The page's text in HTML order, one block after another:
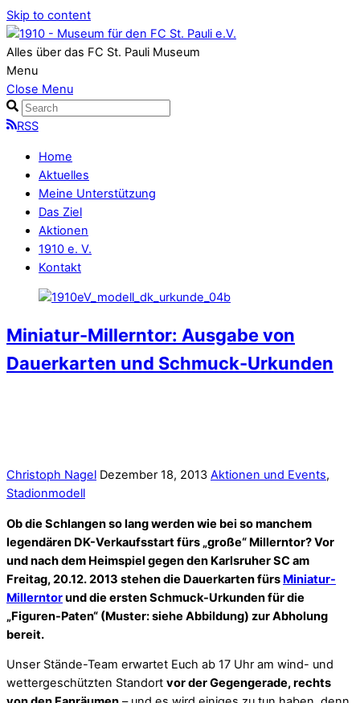
Skip to content
Alles über das FC St. Pauli Museum
Menu
Close Menu
RSS
Home
Aktuelles
Meine Unterstützung
Das Ziel
Aktionen
1910 e. V.
Kontakt
Miniatur-Millerntor: Ausgabe von
Dauerkarten und Schmuck-Urkunden
Christoph Nagel Dezember 18, 2013 Aktionen und Events,
Stadionmodell
Ob die Schlangen so lang werden wie bei so manchem
legendären DK-Verkaufsstart fürs „große“ Millerntor? Vor
und nach dem Heimspiel gegen den Karlsruher SC am
Freitag, 20.12. 2013 stehen die Dauerkarten fürs Miniatur-
Millerntorund die ersten Schmuck-Urkunden für die
„Figuren-Paten“ (Muster: siehe Abbildung) zur Abholung
bereit.
Unser Stände-Team erwartet Euch ab 17 Uhr am wind- und
wettergeschützten Standort vor der Gegengerade, rechts